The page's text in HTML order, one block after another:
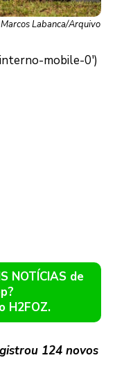
Labanca/Arquivo
NOTÍCIAS de
H2FOZ.
124 novos